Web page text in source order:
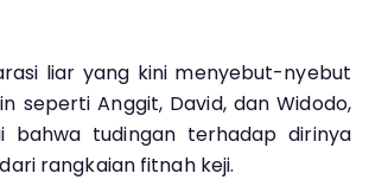
liar yang kini menyebut-nyebut
seperti Anggit, David, dan Widodo,
bahwa tudingan terhadap dirinya
rangkaian fitnah keji.